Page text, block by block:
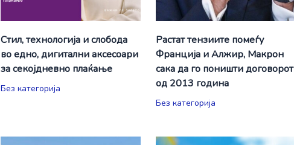
Стил, технологија и слобода
во едно, дигитални аксесоари
за секојдневно плаќање
Без категорија
Растат тензиите помеѓу
Франција и Алжир, Макрон
сака да го поништи договорот
од 2013 година
Без категорија